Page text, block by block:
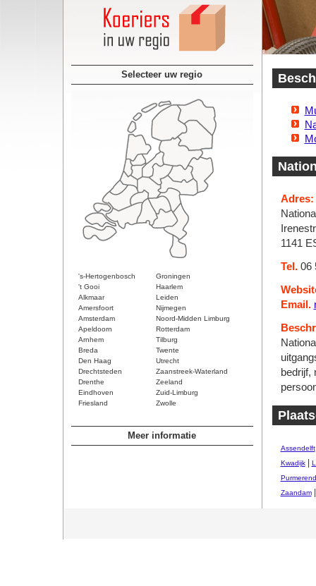
Selecteer uw regio
's-Hertogenbosch
Groningen
't Gooi
Haarlem
Alkmaar
Leiden
Amersfoort
Nijmegen
Amsterdam
Noord-Midden Limburg
Apeldoorn
Rotterdam
Arnhem
Tilburg
Breda
Twente
Den Haag
Utrecht
Drechtsteden
Zaanstreek-Waterland
Drenthe
Zeeland
Eindhoven
Zuid-Limburg
Friesland
Zwolle
Meer informatie
Adres:
1141
Tel.06
Email.
bedrijf,
Assendelft
Kwadijk|
Purmerend
Zaandam